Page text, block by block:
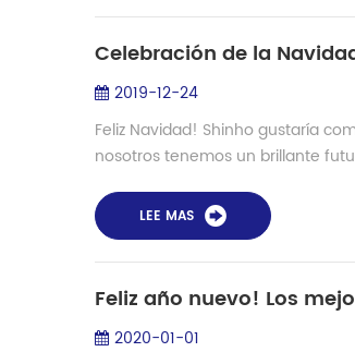
Celebración de la
2019-12-24
Feliz Navidad! Shinho gustaría
nosotros tenemos un brillante
LEE MAS
Feliz año nuevo! Los
2020-01-01